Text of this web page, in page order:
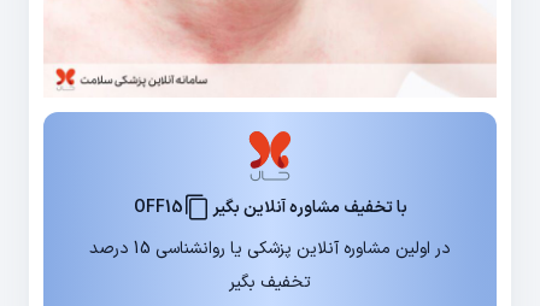
با تخفیف مشاوره آنلاین بگیر
OFF15
در اولین مشاوره آنلاین پزشکی یا روانشناسی 15 درصد
تخفیف بگیر